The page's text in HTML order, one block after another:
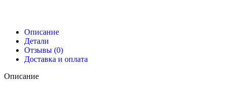
Описание
Детали
Отзывы (0)
Доставка и оплата
Описание